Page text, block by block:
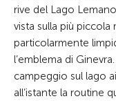
rive del Lago
vista sulla più
particolarmente
l’emblema di
campeggio sul lago
all’istante la routine